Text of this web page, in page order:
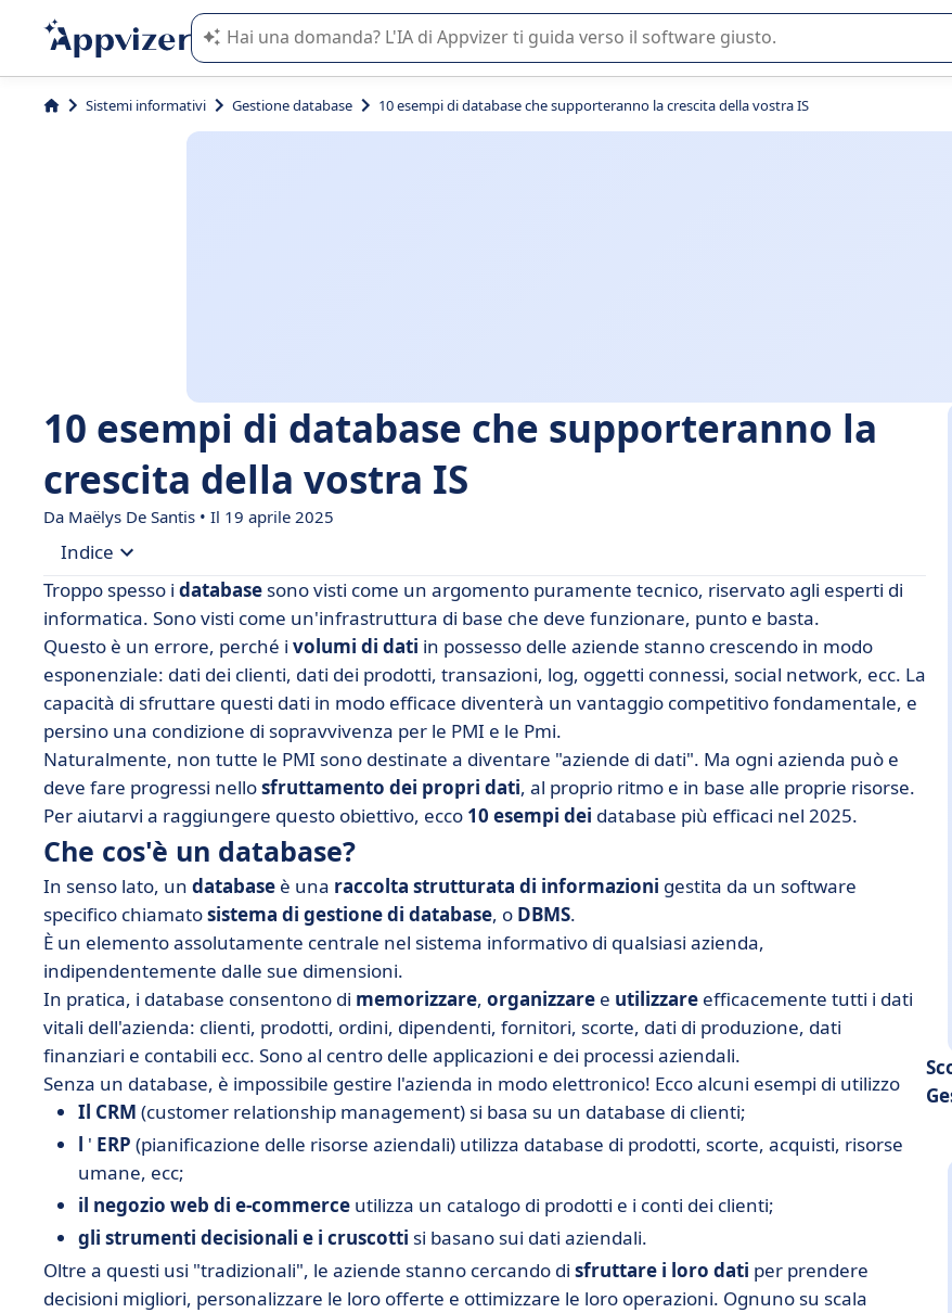
L'IA di Appvizer vi guida nell'utilizzo o nella scelta di un software SaaS per la vostra azienda.
Sistemi informativi Gestione database 10 esempi di database che supporteranno la crescita della vostra IS
10 esempi di database che supporteranno la
crescita della vostra IS
Da Maëlys De Santis • Il 19 aprile 2025
Indice
• Che cos'è un database?
• Quali sono i 4 tipi di database?
• 10 esempi di database efficaci nel 2025
• Come si sceglie il database? 5 criteri da considerare
• FAQ: domande frequenti sui database
• Database di esempio: cosa ricordare?
Troppo spesso i database sono visti come un argomento puramente tecnico, riservato agli esperti di
informatica. Sono visti come un'infrastruttura di base che deve funzionare, punto e basta.
Questo è un errore, perché i volumi di dati in possesso delle aziende stanno crescendo in modo
esponenziale: dati dei clienti, dati dei prodotti, transazioni, log, oggetti connessi, social network, ecc. La
capacità di sfruttare questi dati in modo efficace diventerà un vantaggio competitivo fondamentale, e
persino una condizione di sopravvivenza per le PMI e le Pmi.
Naturalmente, non tutte le PMI sono destinate a diventare "aziende di dati". Ma ogni azienda può e
deve fare progressi nellosfruttamento dei propri dati, al proprio ritmo e in base alle proprie risorse.
Per aiutarvi a raggiungere questo obiettivo, ecco 10 esempi dei database più efficaci nel 2025.
Che cos'è un database?
In senso lato, un database è una raccolta strutturata di informazioni gestita da un software
specifico chiamatosistema di gestione di database, o DBMS.
È un elemento assolutamente centrale nel sistema informativo di qualsiasi azienda,
indipendentemente dalle sue dimensioni.
In pratica, i database consentono di memorizzare, organizzare e utilizzare efficacemente tutti i dati
vitali dell'azienda: clienti, prodotti, ordini, dipendenti, fornitori, scorte, dati di produzione, dati
finanziari e contabili ecc. Sono al centro delle applicazioni e dei processi aziendali.
Senza un database, è impossibile gestire l'azienda in modo elettronico! Ecco alcuni esempi di utilizzo
Il CRM (customer relationship management) si basa su un database di clienti;
l ' ERP (pianificazione delle risorse aziendali) utilizza database di prodotti, scorte, acquisti, risorse
umane, ecc;
il negozio web di e-commerce utilizza un catalogo di prodotti e i conti dei clienti;
gli strumenti decisionali e i cruscotti si basano sui dati aziendali.
Oltre a questi usi "tradizionali", le aziende stanno cercando di sfruttare i loro dati per prendere
decisioni migliori, personalizzare le loro offerte e ottimizzare le loro operazioni. Ognuno su scala